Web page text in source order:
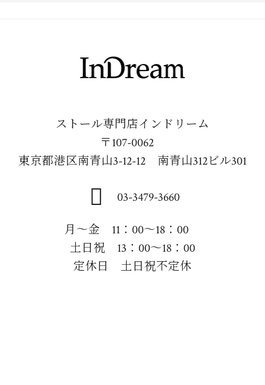
ストール専門店インドリーム
〒107-0062
東京都港区南青山3-12-12 南青山312ビル301
03-3479-3660
月～金 11：00～18：00
土日祝 13：00～18：00
定休日 土日祝不定休